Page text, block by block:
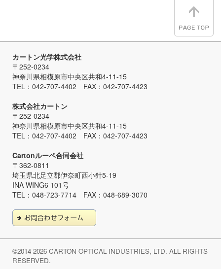
カートン光学株式会社
〒252-0234
神奈川県相模原市中央区共和4-11-15
TEL：042-707-4402 FAX：042-707-4423
株式会社カートン
〒252-0234
神奈川県相模原市中央区共和4-11-15
TEL：042-707-4402 FAX：042-707-4423
Cartonルーペ合同会社
〒362-0811
埼玉県北足立郡伊奈町西小針5-19
INA WING6 101号
TEL：048-723-7714 FAX：048-689-3070
©2014-2026 CARTON OPTICAL INDUSTRIES, LTD. ALL RIGHTS
RESERVED.